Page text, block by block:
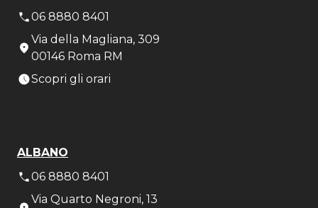
06 8880 8401
Via della Magliana, 309
00146 Roma RM
Scopri gli orari
ALBANO
06 8880 8401
Via Quarto Negroni, 13